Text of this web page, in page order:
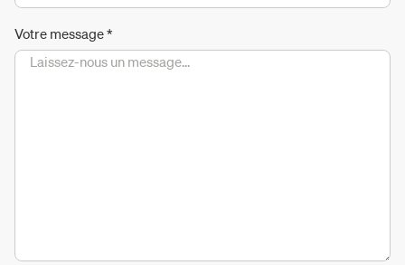
Votre message*